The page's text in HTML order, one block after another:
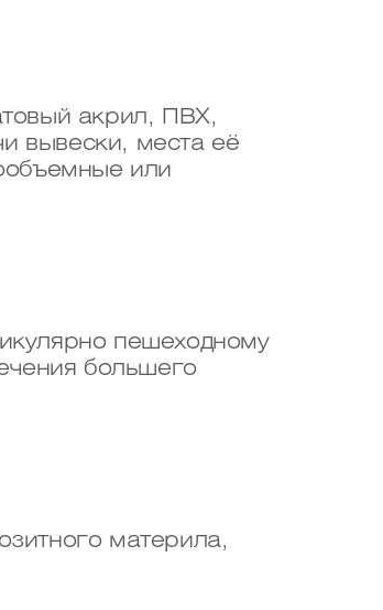
акрил, ПВХ,
вывески, места её
или
пешеходному
большего
материла,